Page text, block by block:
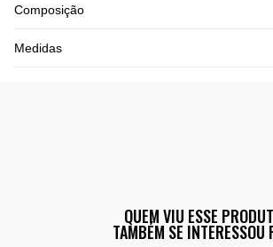
Composição
Medidas
QUEM VIU ESSE
TAMBÉM SE INTERESSOU